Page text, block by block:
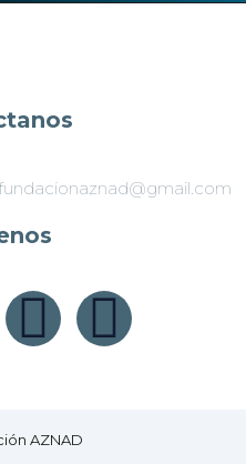
fundacionaznad@gmail.com
AZNAD